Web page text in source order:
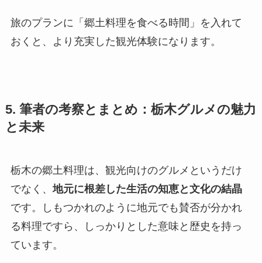
旅のプランに「郷土料理を食べる時間」を入れて
おくと、より充実した観光体験になります。
5. 筆者の考察とまとめ：栃木グルメの魅力
と未来
栃木の郷土料理は、観光向けのグルメというだけ
でなく、地元に根差した生活の知恵と文化の結晶
です。しもつかれのように地元でも賛否が分かれ
る料理ですら、しっかりとした意味と歴史を持っ
ています。